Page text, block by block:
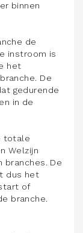
binnen
de
instroom is
het
De
gedurende
in de
totale
Welzijn
branches. De
dus het
of
branche.